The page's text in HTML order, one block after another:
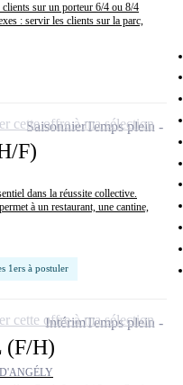
sur un porteur 6/4 ou 8/4
: servir les clients sur la parc,
F)
dans la réussite collective.
à un restaurant, une cantine,
1ers à postuler
SaisonnierTemps plein
cette offre à ma sélection
(F/H)
IntérimTemps plein
cette offre à ma sélection